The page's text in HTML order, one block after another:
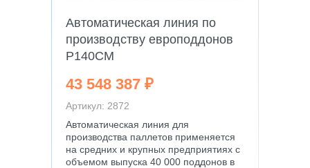
Автоматическая линия по
производству европоддонов
P140CM
43 548 387 ₽
Артикул: 2872
Автоматическая линия для
производства паллетов применяется
на средних и крупных предприятиях с
объемом выпуска 40 000 поддонов в